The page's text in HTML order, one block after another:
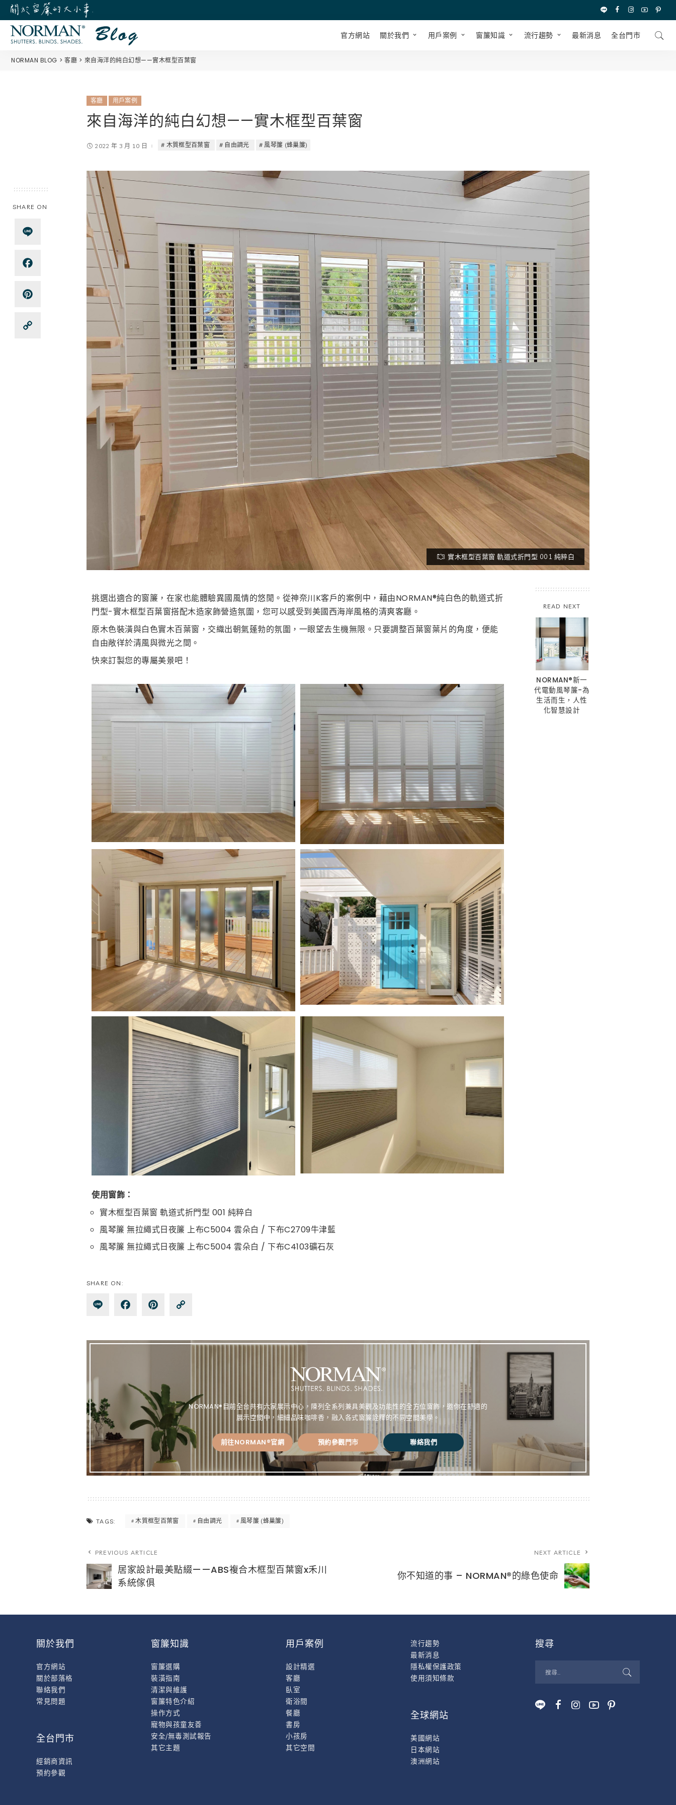
官方網站 關於我們 用戶案例 窗簾知識 流行趨勢 最新消息 全台⾨市
NORMAN BLOG 客廳 來自海洋的純白幻想——實木框型百葉窗
客廳 用戶案例
來自海洋的純白幻想——實木框型百葉窗
2022 年 3 月 10 日 木質框型百葉窗 自由調光 風琴簾 (蜂巢簾)
實木框型百葉窗 軌道式折門型 001 純粹白
READ NEXT
NORMAN®新一
代電動風琴簾-為
生活而生，人性
化智慧設計
挑選出適合的窗簾，在家也能體驗異國風情的悠閒。從神奈川K客戶的案例中，藉由NORMAN®純白色的軌道式折
門型-實木框型百葉窗搭配木造家飾營造氛圍，您可以感受到美國西海岸風格的清爽客廳。
原木色裝潢與白色實木百葉窗，交織出朝氣蓬勃的氛圍，一眼望去生機無限。只要調整百葉窗葉片的角度，便能
自由敞徉於清風與微光之間。
快來訂製您的專屬美景吧！
使用窗飾：
實木框型百葉窗 軌道式折門型 001 純粹白
風琴簾 無拉繩式日夜簾 上布C5004 雲朵白 / 下布C2709牛津藍
風琴簾 無拉繩式日夜簾 上布C5004 雲朵白 / 下布C4103礦石灰
SHARE ON:
Lin Fa Pin
NORMAN®目前全台共有六家展示中心，陳列全系列兼具美觀及功能性的全方位窗飾，邀你在舒適的
展示空間中，細細品味咖啡香，融入各式窗簾詮釋的不同空間美學。
前往NORMAN®官網 預約參觀門市 聯絡我們
TAGS: 木質框型百葉窗 自由調光 風琴簾 (蜂巢簾)
PREVIOUS ARTICLE
居家設計最美點綴——ABS複合木框型百葉窗x禾川
系統傢俱
NEXT ARTICLE
你不知道的事 – NORMAN®的綠色使命
關於我們
官方網站
關於部落格
聯絡我們
常見問題
窗簾知識
窗簾選購
裝潢指南
清潔與維護
窗簾特色介紹
操作方式
寵物與孩童友善
安全/無毒測試報告
其它主題
全台門市
經銷商資訊
預約參觀
用戶案例
設計精選
客廳
臥室
衛浴間
餐廳
書房
小孩房
其它空間
流行趨勢
最新消息
隱私權保護政策
使用須知條款
全球網站
美國網站
日本網站
澳洲網站
搜尋